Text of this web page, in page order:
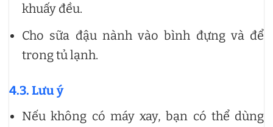
khuấy đều.
Cho sữa đậu nành vào bình đựng và để
trong tủ lạnh.
4.3. Lưu ý
Nếu không có máy xay, bạn có thể dùng